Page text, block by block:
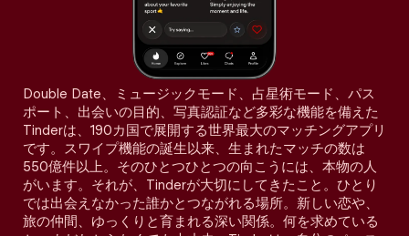
Double Date、ミュージックモード、占星術モード、パス
ポート、出会いの目的、写真認証など多彩な機能を備えた
Tinderは、190カ国で展開する世界最大のマッチングアプリ
です。スワイプ機能の誕生以来、生まれたマッチの数は
550億件以上。そのひとつひとつの向こうには、本物の人
がいます。それが、Tinderが大切にしてきたこと。ひとり
では出会えなかった誰かとつながれる場所。新しい恋や、
旅の仲間、ゆっくりと育まれる深い関係。何を求めている